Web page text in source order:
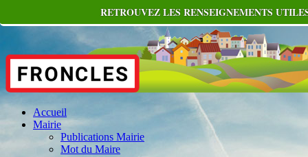
Accueil
Mairie
Publications Mairie
Mot du Maire
RETROUVEZ LES RENSEIGNEMENTS